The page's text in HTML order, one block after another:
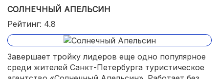
СОЛНЕЧНЫЙ АПЕЛЬСИН
Рейтинг: 4.8
Завершает тройку лидеров еще одно популярное
среди жителей Санкт-Петербурга туристическое